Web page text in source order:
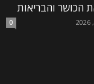
הכושר והבריאות
0